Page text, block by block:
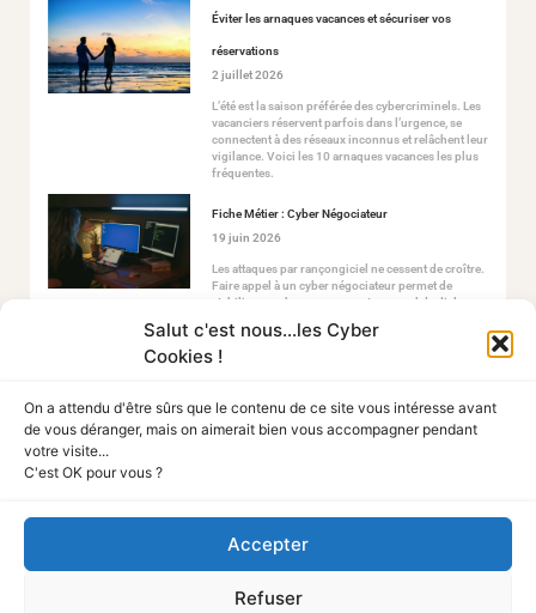
Salut c'est nous...les Cyber
Cookies !
On a attendu d'être sûrs que le contenu de ce site vous intéresse avant
de vous déranger, mais on aimerait bien vous accompagner pendant
votre visite...
C'est OK pour vous ?
Accepter
Refuser
Éviter les arnaques vacances et sécuriser vos
réservations
2 juillet 2026
L’été est la saison préférée des cybercriminels. Les
vacanciers réservent parfois dans l’urgence, se
connectent à des réseaux inconnus et relâchent leur
vigilance. Voici les 10 arnaques vacances les plus
fréquentes.
Fiche Métier : Cyber Négociateur
19 juin 2026
Les attaques par rançongiciel ne cessent de croître.
Faire appel à un cyber négociateur permet de
stabiliser ce chaos en ouvrant un canal de dialogue